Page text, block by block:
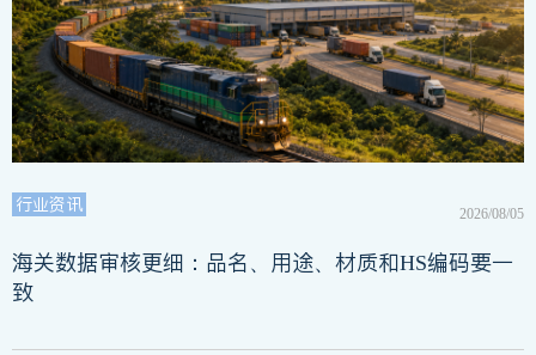
2026/08/05
行业资讯
海关数据审核更细：品名、用途、材质和HS编码要一
致